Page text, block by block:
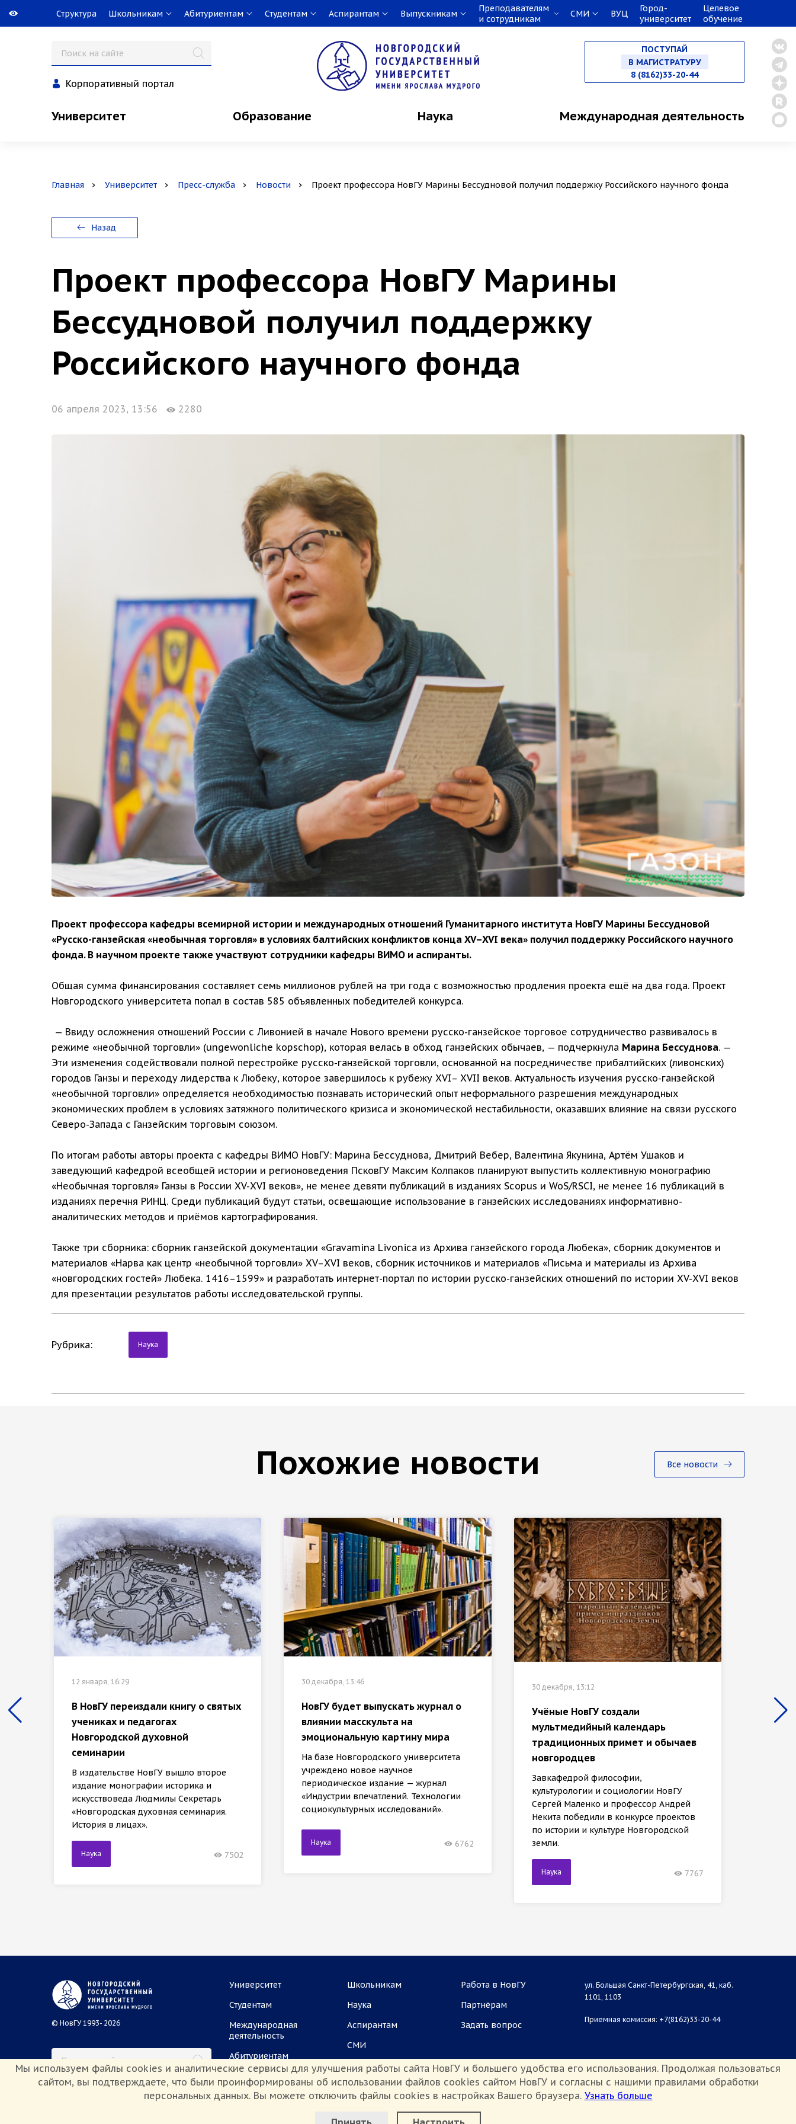
Структура Школьникам Абитуриентам Студентам Аспирантам Выпускникам
Преподавателям
и сотрудникам
СМИ ВУЦ
Город-
университет
Целевое
обучение
Корпоративный портал
ПОСТУПАЙ
НА СПЕЦИАЛИТЕТ
В МАГИСТРАТУРУ
8 (8162)33-20-44
Университет Образование Наука Международная деятельность
Главная Университет Пресс-служба Новости Проект профессора НовГУ Марины Бессудновой получил поддержку Российского научного фонда
Назад
Проект профессора НовГУ Марины
Бессудновой получил поддержку
Российского научного фонда
06 апреля 2023, 13:56 2280
Проект профессора кафедры всемирной истории и международных отношений Гуманитарного института НовГУ Марины Бессудновой
«Русско-ганзейская «необычная торговля» в условиях балтийских конфликтов конца XV–XVI века» получил поддержку Российского научного
фонда. В научном проекте также участвуют сотрудники кафедры ВИМО и аспиранты.
Общая сумма финансирования составляет семь миллионов рублей на три года с возможностью продления проекта ещё на два года. Проект
Новгородского университета попал в состав 585 объявленных победителей конкурса.
— Ввиду осложнения отношений России с Ливонией в начале Нового времени русско-ганзейское торговое сотрудничество развивалось в
режиме «необычной торговли» (ungewonliche kopschop), которая велась в обход ганзейских обычаев, — подчеркнула Марина Бессуднова. —
Эти изменения содействовали полной перестройке русско-ганзейской торговли, основанной на посредничестве прибалтийских (ливонских)
городов Ганзы и переходу лидерства к Любеку, которое завершилось к рубежу XVI– XVII веков. Актуальность изучения русско-ганзейской
«необычной торговли» определяется необходимостью познавать исторический опыт неформального разрешения международных
экономических проблем в условиях затяжного политического кризиса и экономической нестабильности, оказавших влияние на связи русского
Северо-Запада с Ганзейским торговым союзом.
По итогам работы авторы проекта с кафедры ВИМО НовГУ: Марина Бессуднова, Дмитрий Вебер, Валентина Якунина, Артём Ушаков и
заведующий кафедрой всеобщей истории и регионоведения ПсковГУ Максим Колпаков планируют выпустить коллективную монографию
«Необычная торговля» Ганзы в России XV-XVI веков», не менее девяти публикаций в изданиях Scopus и WoS/RSCI, не менее 16 публикаций в
изданиях перечня РИНЦ. Среди публикаций будут статьи, освещающие использование в ганзейских исследованиях информативно-
аналитических методов и приёмов картографирования.
Также три сборника: cборник ганзейской документации «Gravamina Livonica из Архива ганзейского города Любека», сборник документов и
материалов «Нарва как центр «необычной торговли» XV–XVI веков, сборник источников и материалов «Письма и материалы из Архива
«новгородских гостей» Любека. 1416–1599» и разработать интернет-портал по истории русско-ганзейских отношений по истории XV-XVI веков
для презентации результатов работы исследовательской группы.
Рубрика: Наука
Похожие новости Все новости
12 января, 16:29
В НовГУ переиздали книгу о святых
учениках и педагогах
Новгородской духовной
семинарии
В издательстве НовГУ вышло второе
издание монографии историка и
искусствоведа Людмилы Секретарь
«Новгородская духовная семинария.
История в лицах».
Наука 7502
30 декабря, 13:46
НовГУ будет выпускать журнал о
влиянии масскульта на
эмоциональную картину мира
На базе Новгородского университета
учреждено новое научное
периодическое издание — журнал
«Индустрии впечатлений. Технологии
социокультурных исследований».
Наука 6762
30 декабря, 13:12
Учёные НовГУ создали
мультмедийный календарь
традиционных примет и обычаев
новгородцев
Завкафедрой философии,
культурологии и социологии НовГУ
Сергей Маленко и профессор Андрей
Некита победили в конкурсе проектов
по истории и культуре Новгородской
земли.
Наука 7767
© НовГУ 1993- 2026
Университет
Студентам
Международная
деятельность
Абитуриентам
Школьникам
Наука
Аспирантам
СМИ
Работа в НовГУ
Партнёрам
Задать вопрос
ул. Большая Санкт-Петербургская, 41, каб.
1101, 1103
Приемная комиссия: +7(8162)33-20-44
Сведения о доходах Противодействие коррупции
Мы используем файлы cookies и аналитические сервисы для улучшения работы сайта НовГУ и большего удобства его использования. Продолжая пользоваться
сайтом, вы подтверждаете, что были проинформированы об использовании файлов cookies сайтом НовГУ и согласны с нашими правилами обработки
персональных данных. Вы можете отключить файлы cookies в настройках Вашего браузера. Узнать больше
Настроить Cookie